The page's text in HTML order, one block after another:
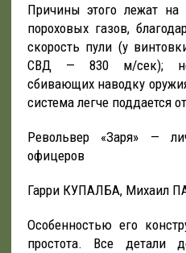
Причины этого лежат на
пороховых газов,
скорость пули (у
СВД — 830 м/сек);
сбивающих наводку
система легче поддается
Револьвер «Заря» —
офицеров
Гарри КУПАЛБА, Михаил
Особенностью его
простота. Все детали